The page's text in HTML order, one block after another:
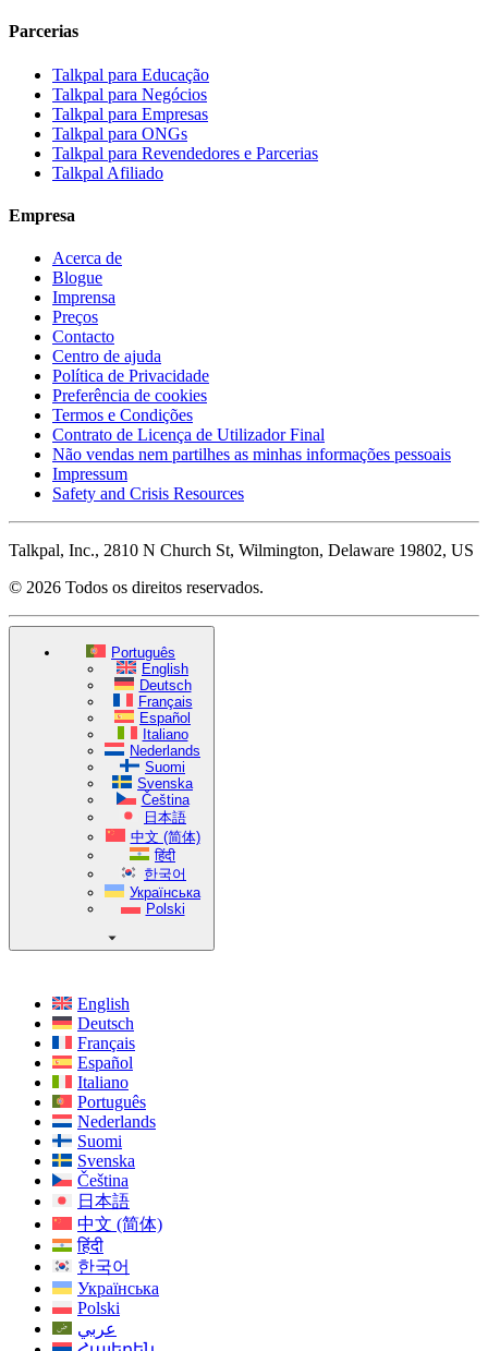
Parcerias
Talkpal para Educação
Talkpal para Negócios
Talkpal para Empresas
Talkpal para ONGs
Talkpal para Revendedores e Parcerias
Talkpal Afiliado
Empresa
Acerca de
Blogue
Imprensa
Preços
Contacto
Centro de ajuda
Política de Privacidade
Preferência de cookies
Termos e Condições
Contrato de Licença de Utilizador Final
Não vendas nem partilhes as minhas informações pessoais
Impressum
Safety and Crisis Resources
Talkpal, Inc., 2810 N Church St, Wilmington, Delaware 19802, US
© 2026 Todos os direitos reservados.
Português
English
Deutsch
Français
Español
Italiano
Nederlands
Suomi
Svenska
Čeština
日本語
中文 (简体)
हिंदी
한국어
Українська
Polski
English
Deutsch
Français
Español
Italiano
Português
Nederlands
Suomi
Svenska
Čeština
日本語
中文 (简体)
हिंदी
한국어
Українська
Polski
عربي